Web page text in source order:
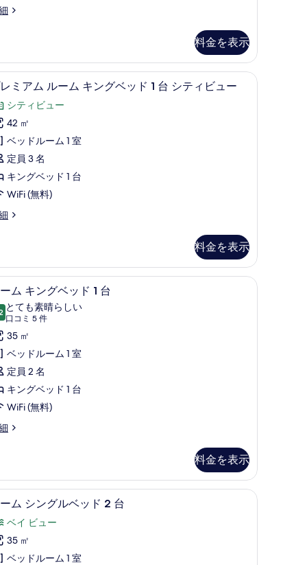
料金を表示
(室内)、デスク
7 ミアム ルーム キングベッド 1 台 シティビュー
シティビュー
42 ㎡
ベッドルーム 1 室
定員 3 名
キングベッド 1 台
WiFi (無料)
料金を表示
級寝具、ミニバー、セーフティボックス (室内)、デスク
3 ム キングベッド 1 台
点中 9.2
とても素晴らしい
口コミ 5 件
(口
コ
ミ
5
件)
35 ㎡
ベッドルーム 1 室
定員 2 名
キングベッド 1 台
WiFi (無料)
料金を表示
高級寝具、ミニバー、セーフティボックス (
5 ム シングルベッド 2 台
ベイ ビュー
35 ㎡
ベッドルーム 1 室